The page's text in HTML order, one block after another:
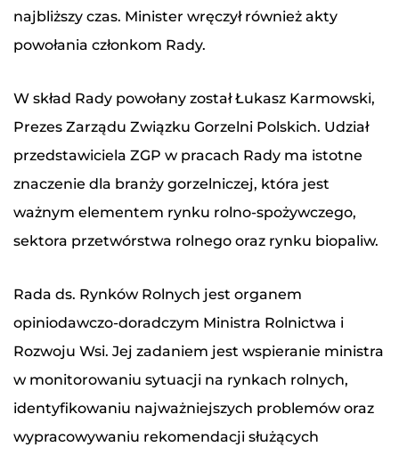
najbliższy czas. Minister wręczył również akty
powołania członkom Rady.
W skład Rady powołany został Łukasz Karmowski,
Prezes Zarządu Związku Gorzelni Polskich. Udział
przedstawiciela ZGP w pracach Rady ma istotne
znaczenie dla branży gorzelniczej, która jest
ważnym elementem rynku rolno-spożywczego,
sektora przetwórstwa rolnego oraz rynku biopaliw.
Rada ds. Rynków Rolnych jest organem
opiniodawczo-doradczym Ministra Rolnictwa i
Rozwoju Wsi. Jej zadaniem jest wspieranie ministra
w monitorowaniu sytuacji na rynkach rolnych,
identyfikowaniu najważniejszych problemów oraz
wypracowywaniu rekomendacji służących